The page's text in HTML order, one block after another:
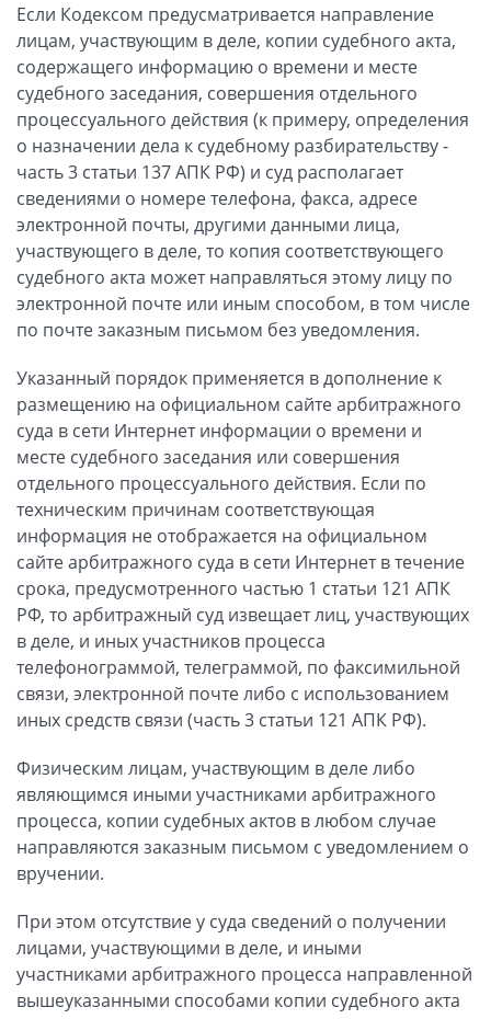
Если Кодексом предусматривается направление
лицам, участвующим в деле, копии судебного акта,
содержащего информацию о времени и месте
судебного заседания, совершения отдельного
процессуального действия (к примеру, определения
о назначении дела к судебному разбирательству -
часть 3 статьи 137 АПК РФ) и суд располагает
сведениями о номере телефона, факса, адресе
электронной почты, другими данными лица,
участвующего в деле, то копия соответствующего
судебного акта может направляться этому лицу по
электронной почте или иным способом, в том числе
по почте заказным письмом без уведомления.
Указанный порядок применяется в дополнение к
размещению на официальном сайте арбитражного
суда в сети Интернет информации о времени и
месте судебного заседания или совершения
отдельного процессуального действия. Если по
техническим причинам соответствующая
информация не отображается на официальном
сайте арбитражного суда в сети Интернет в течение
срока, предусмотренного частью 1 статьи 121 АПК
РФ, то арбитражный суд извещает лиц, участвующих
в деле, и иных участников процесса
телефонограммой, телеграммой, по факсимильной
связи, электронной почте либо с использованием
иных средств связи (часть 3 статьи 121 АПК РФ).
Физическим лицам, участвующим в деле либо
являющимся иными участниками арбитражного
процесса, копии судебных актов в любом случае
направляются заказным письмом с уведомлением о
вручении.
При этом отсутствие у суда сведений о получении
лицами, участвующими в деле, и иными
участниками арбитражного процесса направленной
вышеуказанными способами копии судебного акта